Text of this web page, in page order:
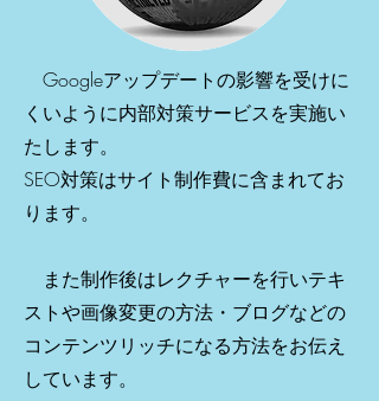
Googleアップデートの影響を受けに
くいように内部対策サービスを実施い
たします。
SEO対策はサイト制作費に含まれてお
ります。
また制作後はレクチャーを行いテキ
ストや画像変更の方法・ブログなどの
コンテンツリッチになる方法をお伝え
しています。